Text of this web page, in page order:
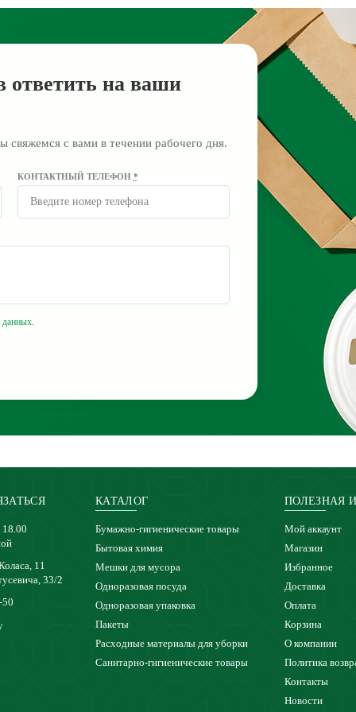
ответить на ваши
свяжемся с вами в течении рабочего дня.
КОНТАКТНЫЙ ТЕЛЕФОН *
данных.
11
33/2
КАТАЛОГ
Бумажно-гигиенические товары
Бытовая химия
Мешки для мусора
Одноразовая посуда
Одноразовая упаковка
Пакеты
Расходные материалы для уборки
Санитарно-гигиенические товары
ПОЛЕЗНАЯ
Мой аккаунт
Магазин
Избранное
Доставка
Оплата
Корзина
О компании
Политика
Контакты
Новости